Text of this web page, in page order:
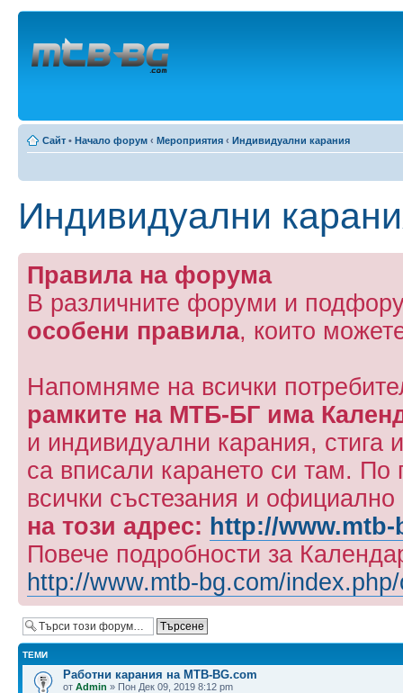
Сайт • Начало форум ‹ Мероприятия ‹ Индивидуални карания
Индивидуални
Правила на форума
В различните форуми и
особени правила, които
Напомняме на всички
рамките на МТБ-БГ има
и индивидуални карания, стига
са вписали карането си там.
всички състезания и
на този адрес: http://
Повече подробности за
http://www.mtb-bg.com/
ТЕМИ
Работни карания на MTB-BG.com
от Admin » Пон Дек 09, 2019 8:12 pm